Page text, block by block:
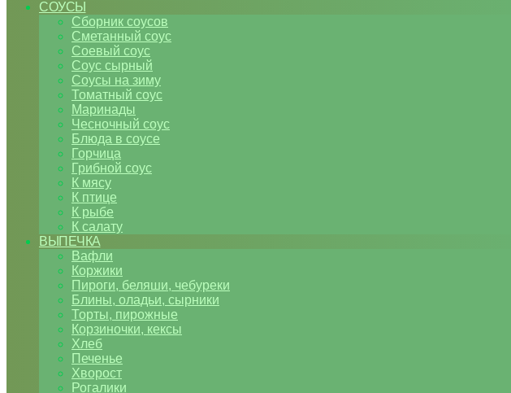
СОУСЫ
Сборник соусов
Сметанный соус
Соевый соус
Соус сырный
Соусы на зиму
Томатный соус
Маринады
Чесночный соус
Блюда в соусе
Горчица
Грибной соус
К мясу
К птице
К рыбе
К салату
ВЫПЕЧКА
Вафли
Коржики
Пироги, беляши, чебуреки
Блины, оладьи, сырники
Торты, пирожные
Корзиночки, кексы
Хлеб
Печенье
Хворост
Рогалики